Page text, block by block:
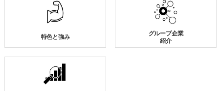
特色と強み
グループ企業
紹介